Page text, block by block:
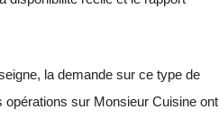
la demande sur ce type de
sur Monsieur Cuisine ont